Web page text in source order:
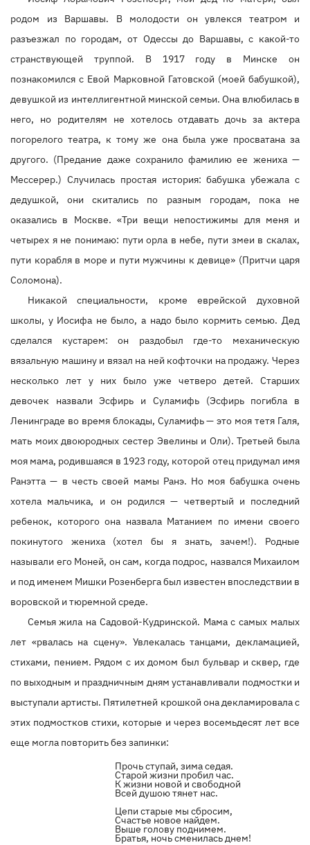
родом из Варшавы. В молодости он увлекся театром и
разъезжал по городам, от Одессы до Варшавы, с какой-то
странствующей труппой. В 1917 году в Минске он
познакомился с Евой Марковной Гатовской (моей бабушкой),
девушкой из интеллигентной минской семьи. Она влюбилась в
него, но родителям не хотелось отдавать дочь за актера
погорелого театра, к тому же она была уже просватана за
другого. (Предание даже сохранило фамилию ее жениха —
Мессерер.) Случилась простая история: бабушка убежала с
дедушкой, они скитались по разным городам, пока не
оказались в Москве. «Три вещи непостижимы для меня и
четырех я не понимаю: пути орла в небе, пути змеи в скалах,
пути корабля в море и пути мужчины к девице» (Притчи царя
Соломона).
Никакой специальности, кроме еврейской духовной
школы, у Иосифа не было, а надо было кормить семью. Дед
сделался кустарем: он раздобыл где-то механическую
вязальную машину и вязал на ней кофточки на продажу. Через
несколько лет у них было уже четверо детей. Старших
девочек назвали Эсфирь и Суламифь (Эсфирь погибла в
Ленинграде во время блокады, Суламифь — это моя тетя Галя,
мать моих двоюродных сестер Эвелины и Оли). Третьей была
моя мама, родившаяся в 1923 году, которой отец придумал имя
Ранэтта — в честь своей мамы Ранэ. Но моя бабушка очень
хотела мальчика, и он родился — четвертый и последний
ребенок, которого она назвала Матанием по имени своего
покинутого жениха (хотел бы я знать, зачем!). Родные
называли его Моней, он сам, когда подрос, назвался Михаилом
и под именем Мишки Розенберга был известен впоследствии в
воровской и тюремной среде.
Семья жила на Садовой-Кудринской. Мама с самых малых
лет «рвалась на сцену». Увлекалась танцами, декламацией,
стихами, пением. Рядом с их домом был бульвар и сквер, где
по выходным и праздничным дням устанавливали подмостки и
выступали артисты. Пятилетней крошкой она декламировала с
этих подмостков стихи, которые и через восемьдесят лет все
еще могла повторить без запинки:
Прочь ступай, зима седая.
Старой жизни пробил час.
К жизни новой и свободной
Всей душою тянет нас.
Цепи старые мы сбросим,
Счастье новое найдем.
Выше голову поднимем.
Братья, ночь сменилась днем!